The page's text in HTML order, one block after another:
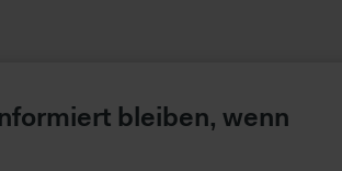
abgerufen oder
wie in Europa,
können, gegen die
diese Informationen
bleiben, wenn